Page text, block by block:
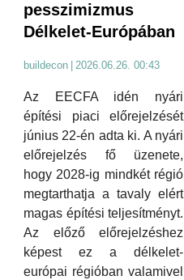
pesszimizmus
Délkelet-Európában
buildecon 2026.06.26. 00:43
Az EECFA idén nyári
építési piaci előrejelzését
június 22-én adta ki. A nyári
előrejelzés fő üzenete,
hogy 2028-ig mindkét régió
megtarthatja a tavaly elért
magas építési teljesítményt.
Az előző előrejelzéshez
képest ez a délkelet-
európai régióban valamivel